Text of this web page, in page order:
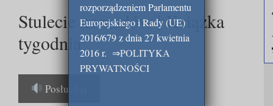
Stulecie nomadów | Książka
tygodnia
Posłuchaj
rozporządzeniem Parlamentu
Europejskiego i Rady (UE)
2016/679 z dnia 27 kwietnia
2016 r. ⇒POLITYKA
PRYWATNOŚCI